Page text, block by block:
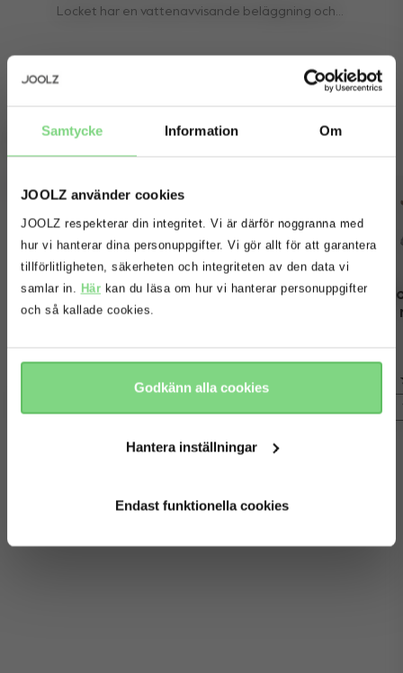
Samtycke Information Om
JOOLZ använder cookies
JOOLZ respekterar din integritet. Vi är därför noggranna med
hur vi hanterar dina personuppgifter. Vi gör allt för att garantera
tillförlitligheten, säkerheten och integriteten av den data vi
samlar in. Här kan du läsa om hur vi hanterar personuppgifter
och så kallade cookies.
Godkänn alla cookies
Hantera inställningar
Endast funktionella cookies
Locket har en vattenavvisande beläggning och
Complete your ride
View all accessories
Joolz åkpåse
Joolz comfort
Oops! Det ser ut som att du är på
fel webbplats. Vill du att vi ska
omdirigera dig till rätt webbplats?
nej tack
fortsätt